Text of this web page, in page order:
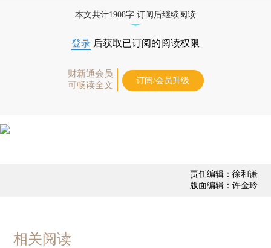
本文共计1908字 订阅后继续阅读
登录 后获取已订阅的阅读权限
财新通会员
可畅读全文
订阅/会员升级
责任编辑：徐和谦
版面编辑：许金玲
相关阅读